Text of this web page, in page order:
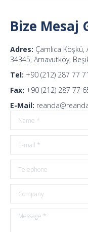
Bize Mesaj
Adres: Çamlıca
34345, Arnavutköy,
Tel: +90 (212) 287 77 71
Fax: +90 (212) 287 77
E-Mail:
E-mail *
Telephone
Message *